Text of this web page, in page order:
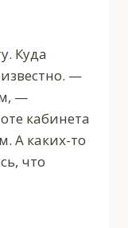
Куда
—
—
кабинета
А каких-то
что